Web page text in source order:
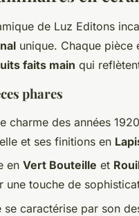
de Luz Editons
unique. Chaque pièce
faits main qui
phares
charme des années
et ses finitions en
en Vert Bouteille et
une touche de
se caractérise par son